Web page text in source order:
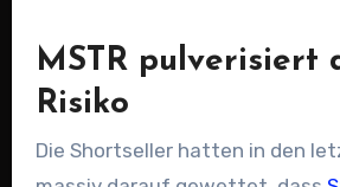
MSTR pulverisiert
Risiko
Die Shortseller hatten in den